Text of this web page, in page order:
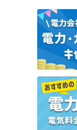
東
シュ
編集部オススメ キャ
エネ
徴や